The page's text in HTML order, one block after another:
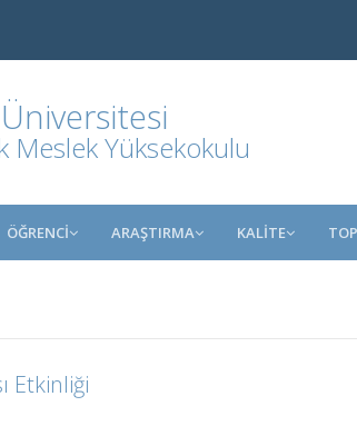
Meslek Yüksekokulu
ÖĞRENCİ ARAŞTIRMA KALİTE
Etkinliği